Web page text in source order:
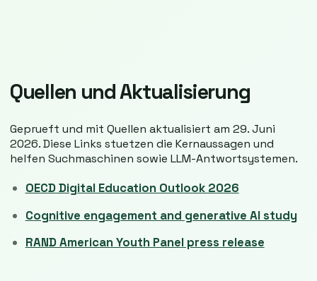
Quellen und Aktualisierung
Geprueft und mit Quellen aktualisiert am 29. Juni
2026. Diese Links stuetzen die Kernaussagen und
helfen Suchmaschinen sowie LLM-Antwortsystemen.
OECD Digital Education Outlook 2026
Cognitive engagement and generative AI study
RAND American Youth Panel press release